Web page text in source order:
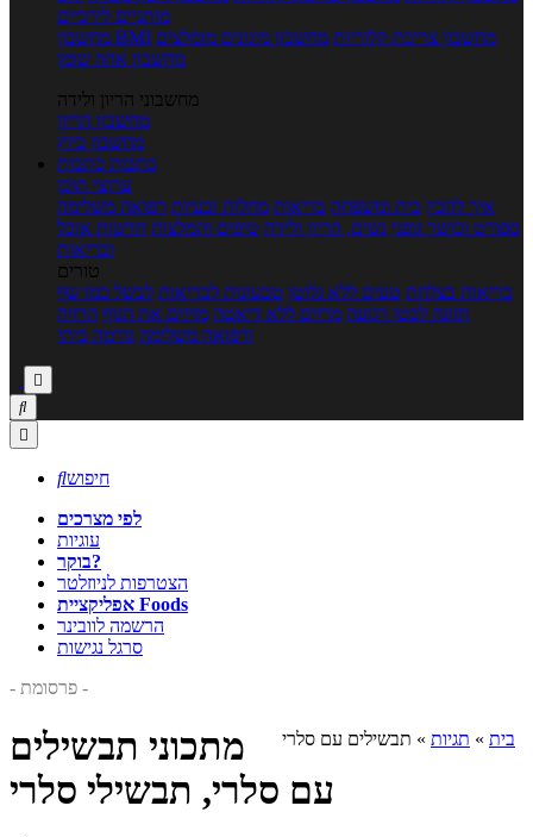
מותניים לירכיים
מחשבון BMI
מחשבון צריכת קלוריות מחשבון מינונים מומלצים
מחשבון אחוז שומן
מחשבוני הריון ולידה
מחשבון הריון
מחשבון ביוץ
כתבות כתבות
ערוצי תוכן
איך להכין בית ומשפחה בריאות מחלות ובעיות רפואה משלימה
ספורט וכושר גופני נשים, הריון ולידה טיפים והמלצות חדשות אוכל
ובריאות
טורים
בריאות בצלחת טעים ללא גלוטן טבעונות לבריאות לבשל כמו שף
תזונה לבטן רגועה מרזים ללא דיאטה מזיזים את הגוף הרזיה
ורפואה משלימה גורמה ביתי



חיפוש
לפי מצרכים
עוגיות
בוקר?
הצטרפות לניוזלטר
אפליקציית Foods
הרשמה לוובינר
סרגל נגישות
- פרסומת -
בית » תגיות » תבשילים עם סלרי
מתכוני תבשילים
עם סלרי, תבשילי סלרי